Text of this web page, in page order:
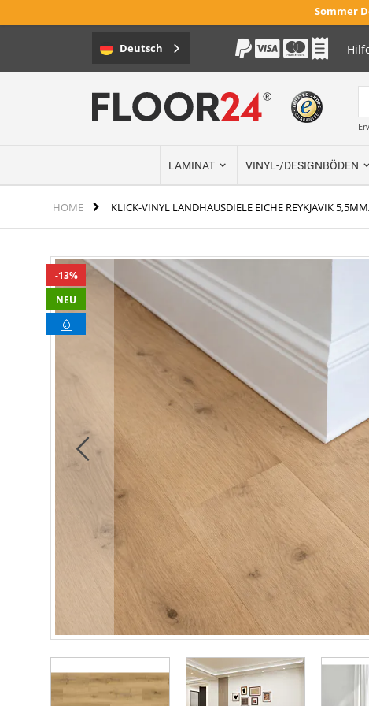
Sommer
Direkt
LAMINAT VINYL-/DESIGNBÖDEN
HOME KLICK-VINYL LANDHAUSDIELE EICHE REYKJAVIK
Zum
Ende
der
Bildergalerie
springen
13%
NEU
Deutsch